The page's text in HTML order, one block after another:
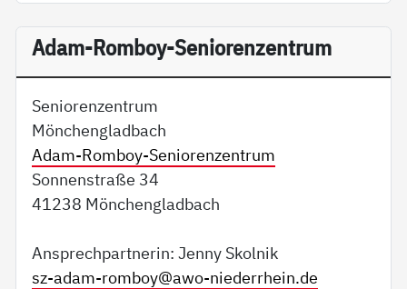
Adam-Romboy-Seniorenzentrum
Seniorenzentrum
Mönchengladbach
Adam-Romboy-Seniorenzentrum
Sonnenstraße 34
41238 Mönchengladbach
Ansprechpartnerin: Jenny Skolnik
sz-adam-romboy@awo-niederrhein.de